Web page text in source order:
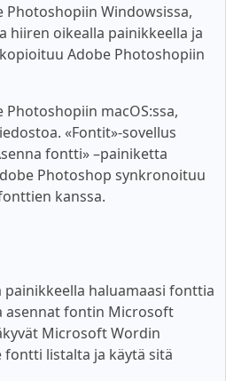
Photoshopiin Windowsissa,
hiiren oikealla painikkeella ja
Adobe Photoshopiin
macOS:ssa,
«Fontit»-sovellus
fontti» –painiketta
Photoshop synkronoituu
kanssa.
haluamaasi fonttia
asennat fontin Microsoft
Microsoft Wordin
listalta ja käytä sitä